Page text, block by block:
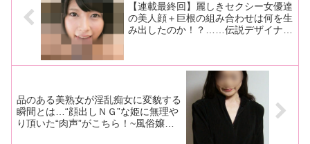
【連載最終回】麗しきセクシー女優達
の美人顔＋巨根の組み合わせは何を生
み出したのか！？……伝説デザイナー
品のある美熟女が淫乱痴女に変貌する
瞬間とは…“顔出しＮＧ”な姫に無理や
り頂いた“肉声”がこちら！~風俗嬢